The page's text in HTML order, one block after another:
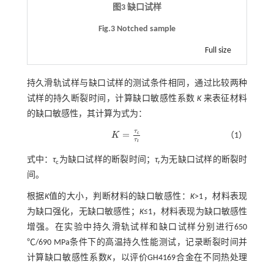
图3 缺口试样
Fig.3 Notched sample
Full size
持久滑轨试样与缺口试样的测试条件相同，通过比较两种
试样的持久断裂时间，计算缺口敏感性系数K来表征材料
的缺口敏感性，其计算为式为：
K = τc
τr
K= cτ （1）
式中：τc为缺口试样的断裂时间； τr为无缺口试样的断裂时
间。
根据K值的大小，判断材料的缺口敏感性：K>1，材料表现
为缺口强化，无缺口敏感性； K≤1，材料表现为缺口敏感性
增强。在实验中持久滑轨试样和缺口试样分别进行650
℃/690 MPa条件下的高温持久性能测试，记录断裂时间并
计算缺口敏感性系数K，以评价GH4169合金在不同热处理